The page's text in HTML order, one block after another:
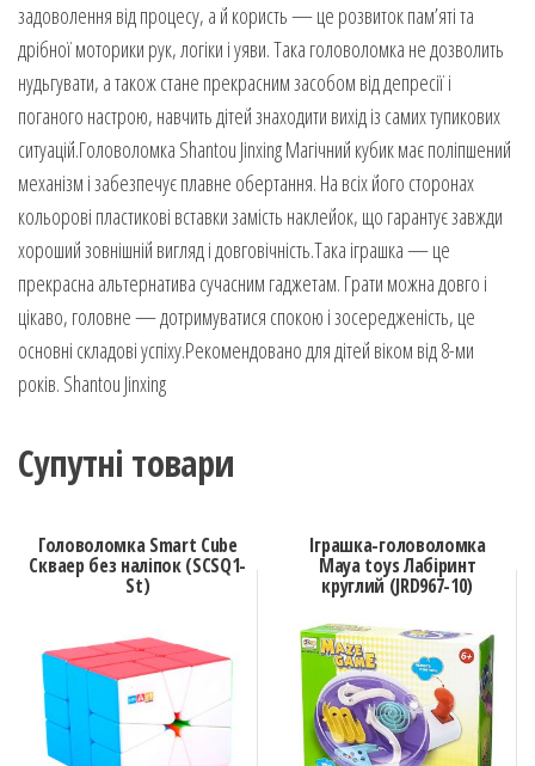
задоволення від процесу, а й користь — це розвиток пам’яті та
дрібної моторики рук, логіки і уяви. Така головоломка не дозволить
нудьгувати, а також стане прекрасним засобом від депресії і
поганого настрою, навчить дітей знаходити вихід із самих тупикових
ситуацій.Головоломка Shantou Jinxing Магічний кубик має поліпшений
механізм і забезпечує плавне обертання. На всіх його сторонах
кольорові пластикові вставки замість наклейок, що гарантує завжди
хороший зовнішній вигляд і довговічність.Така іграшка — це
прекрасна альтернатива сучасним гаджетам. Грати можна довго і
цікаво, головне — дотримуватися спокою і зосередженість, це
основні складові успіху.Рекомендовано для дітей віком від 8-ми
років. Shantou Jinxing
Супутні товари
Головоломка Smart Cube
Скваер без наліпок (SCSQ1-
St)
Іграшка-головоломка
Maya toys Лабіринт
круглий (JRD967-10)